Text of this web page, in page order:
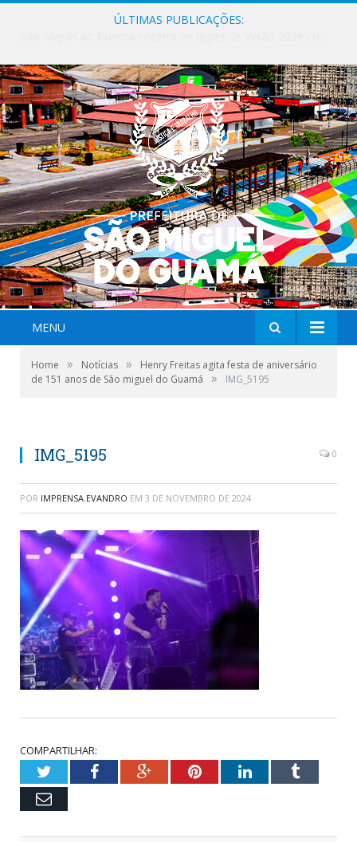
ÚLTIMAS PUBLICAÇÕES:
MENU
Home » Notícias »
Henry Freitas agita festa de aniversário
de 151 anos de São miguel do Guamá
» IMG_5195
IMG_5195 0
POR IMPRENSA.EVANDRO EM 3 DE NOVEMBRO DE 2024
COMPARTILHAR:
TwitterFacebookGoogle+PinterestLinkedInTumblr
Email